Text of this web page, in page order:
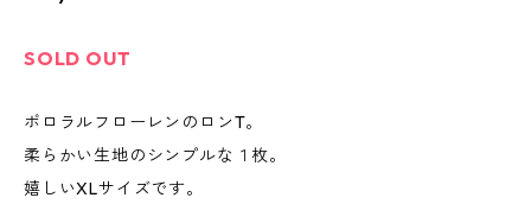
SOLD OUT
ポロラルフローレンのロンT。
柔らかい生地のシンプルな１枚。
嬉しいXLサイズです。